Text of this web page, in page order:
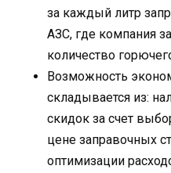
за каждый литр
АЗС, где компания
количество
Возможность
складывается из:
скидок за счет
цене заправочных
оптимизации